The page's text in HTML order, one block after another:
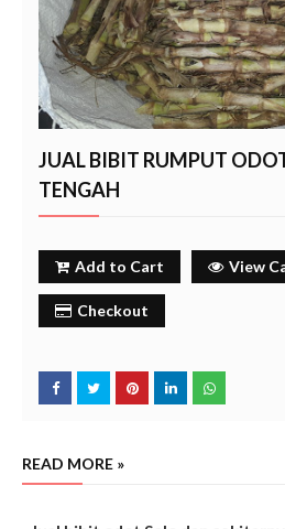
JUAL BIBIT RUMPUT
TENGAH
Add to Cart View
Checkout
READ MORE »